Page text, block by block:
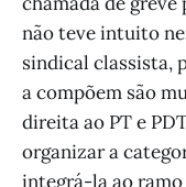
não teve intuito
sindical classista,
a compõem são
direita ao PT e
organizar a
integrá-la ao